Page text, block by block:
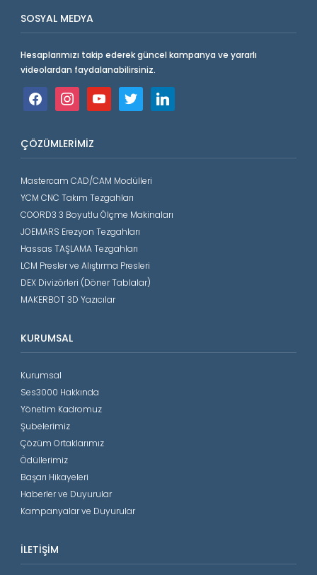
SOSYAL MEDYA
Hesaplarımızı takip ederek güncel kampanya ve yararlı
videolardan faydalanabilirsiniz.
facebookinstagramyoutube twitter linkedin
ÇÖZÜMLERIMIZ
Mastercam CAD/CAM Modülleri
YCM CNC Takım Tezgahları
COORD3 3 Boyutlu Ölçme Makinaları
JOEMARS Erezyon Tezgahları
Hassas TAŞLAMA Tezgahları
LCM Presler ve Alıştırma Presleri
DEX Divizörleri (Döner Tablalar)
MAKERBOT 3D Yazıcılar
KURUMSAL
Kurumsal
Ses3000 Hakkında
Yönetim Kadromuz
Şubelerimiz
Çözüm Ortaklarımız
Ödüllerimiz
Başarı Hikayeleri
Haberler ve Duyurular
Kampanyalar ve Duyurular
İLETIŞIM